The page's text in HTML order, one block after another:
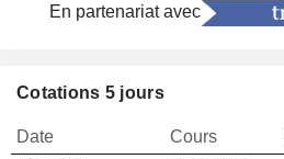
En partenariat avec
Cotations 5 jours
Date Cours